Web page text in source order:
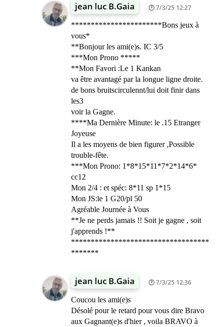
jean luc B.Gaia 7/3/25 12:27
***********************Bons jeux à
vous*
**Bonjour les ami(e)s. IC 3/5
***Mon Prono *****
**Mon Favori :Le 1 Kankan
va être avantagé par la longue ligne droite.
de bons bruitscirculennt/lui doit finir dans
les3
voir la Gagne.
****Ma Dernière Minute: le .15 Etranger
Joyeuse
Il a les moyens de bien figurer ,Possible
trouble-fête.
***Mon Prono: 1*8*15*11*7*2*14*6*
cc12
Mon 2/4 : et spéc: 8*11 sp 1*15
Mon JS:le 1 G20/pl 50
Agréable Journée à Vous
**Je ne perds jamais !! Soit je gagne , soit
j'apprends !**
***********************************
*******
jean luc B.Gaia 7/3/25 12:36
Coucou les ami(e)s
Désolé pour le retard pour vous dire Bravo
aux Gagnant(e)s d'hier , voila BRAVO à